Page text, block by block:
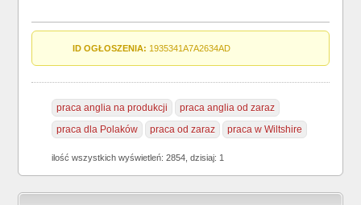
ID OGŁOSZENIA: 1935341A7A2634AD
praca anglia na produkcji
praca anglia od zaraz
praca dla Polaków
praca od zaraz praca w Wiltshire
ilość wszystkich wyświetleń: 2854, dzisiaj: 1